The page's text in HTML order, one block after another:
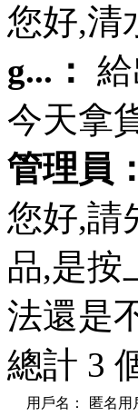
您好,清
g...： 給
今天拿
管理員：
您好,請
品,是按
法還是
總計 3
用戶名：
匿名用